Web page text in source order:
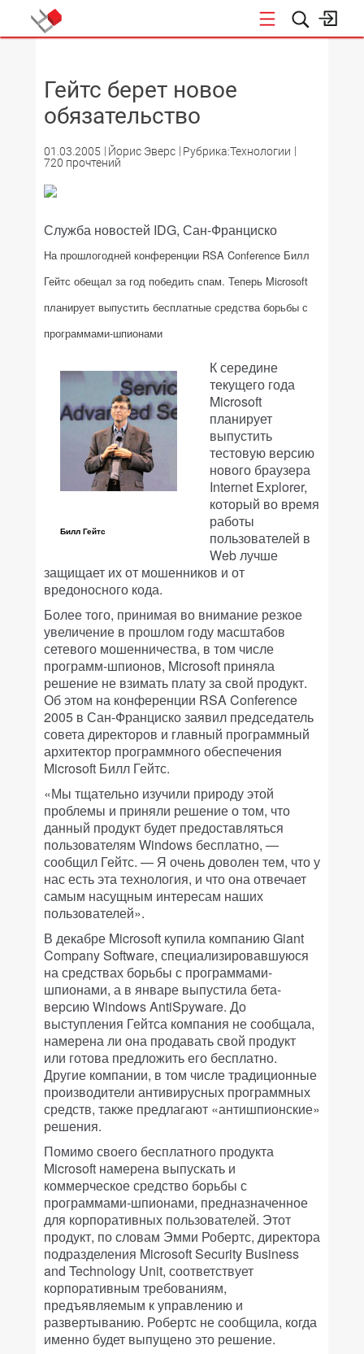
Гейтс берет новое
обязательство
01.03.2005 Йорис Эверс
Рубрика:Технологии
720 прочтений
Служба новостей IDG, Сан-Франциско
На прошлогодней конференции RSA Conference Билл
Гейтс обещал за год победить спам. Теперь Microsoft
планирует выпустить бесплатные средства борьбы с
программами-шпионами
Билл Гейтс
К середине
текущего года
Microsoft
планирует
выпустить
тестовую версию
нового браузера
Internet Explorer,
который во время
работы
пользователей в
Web лучше
защищает их от мошенников и от
вредоносного кода.
Более того, принимая во внимание резкое
увеличение в прошлом году масштабов
сетевого мошенничества, в том числе
программ-шпионов, Microsoft приняла
решение не взимать плату за свой продукт.
Об этом на конференции RSA Conference
2005 в Сан-Франциско заявил председатель
совета директоров и главный программный
архитектор программного обеспечения
Microsoft Билл Гейтс.
«Мы тщательно изучили природу этой
проблемы и приняли решение о том, что
данный продукт будет предоставляться
пользователям Windows бесплатно, —
сообщил Гейтс. — Я очень доволен тем, что у
нас есть эта технология, и что она отвечает
самым насущным интересам наших
пользователей».
В декабре Microsoft купила компанию Giant
Company Software, специализировавшуюся
на средствах борьбы с программами-
шпионами, а в январе выпустила бета-
версию Windows AntiSpyware. До
выступления Гейтса компания не сообщала,
намерена ли она продавать свой продукт
или готова предложить его бесплатно.
Другие компании, в том числе традиционные
производители антивирусных программных
средств, также предлагают «антишпионские»
решения.
Помимо своего бесплатного продукта
Microsoft намерена выпускать и
коммерческое средство борьбы с
программами-шпионами, предназначенное
для корпоративных пользователей. Этот
продукт, по словам Эмми Робертс, директора
подразделения Microsoft Security Business
and Technology Unit, соответствует
корпоративным требованиям,
предъявляемым к управлению и
развертыванию. Робертс не сообщила, когда
именно будет выпущено это решение.